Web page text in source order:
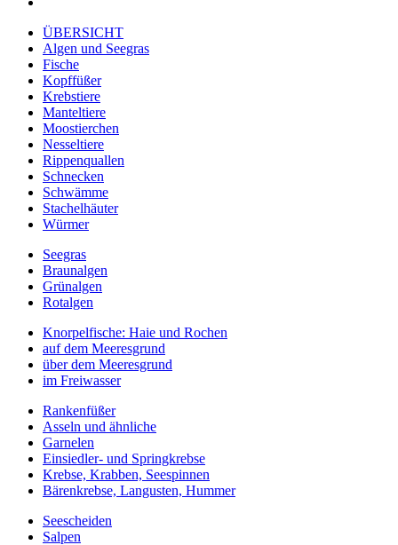
ÜBERSICHT
Algen und Seegras
Fische
Kopffüßer
Krebstiere
Manteltiere
Moostierchen
Nesseltiere
Rippenquallen
Schnecken
Schwämme
Stachelhäuter
Würmer
Seegras
Braunalgen
Grünalgen
Rotalgen
Knorpelfische: Haie und Rochen
auf dem Meeresgrund
über dem Meeresgrund
im Freiwasser
Rankenfüßer
Asseln und ähnliche
Garnelen
Einsiedler- und Springkrebse
Krebse, Krabben, Seespinnen
Bärenkrebse, Langusten, Hummer
Seescheiden
Salpen